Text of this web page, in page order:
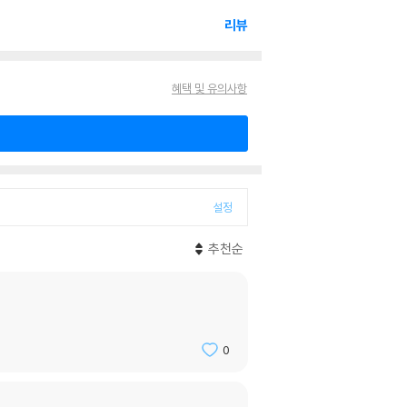
리뷰
혜택 및 유의사항
설정
추천순
0